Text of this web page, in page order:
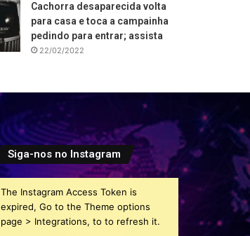
Cachorra desaparecida volta
para casa e toca a campainha
pedindo para entrar; assista
22/02/2022
Siga-nos no Instagram
The Instagram Access Token is
expired, Go to the Theme options
page > Integrations, to to refresh it.